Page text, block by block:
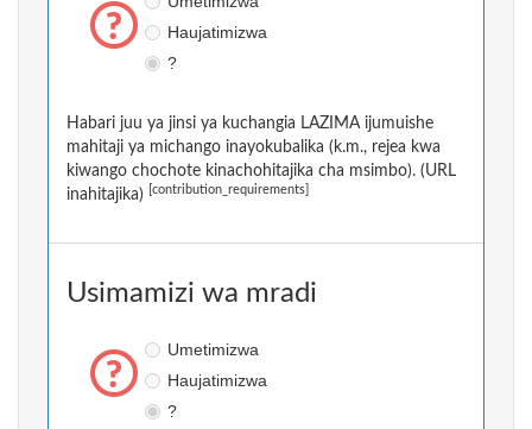
Haujatimizwa
?
Habari juu ya jinsi ya kuchangia LAZIMA ijumuishe
mahitaji ya michango inayokubalika (k.m., rejea kwa
kiwango chochote kinachohitajika cha msimbo). (URL
inahitajika)
[contribution_requirements]
Usimamizi wa mradi
Umetimizwa
Haujatimizwa
?